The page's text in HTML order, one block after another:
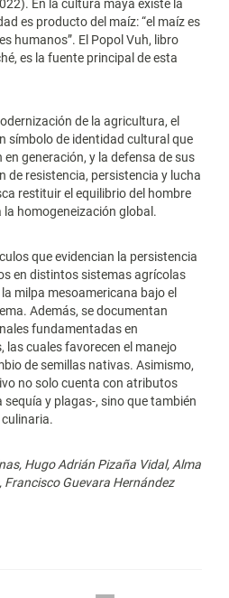
En la cultura maya existe la
es producto del maíz: “el maíz es
humanos”. El Popol Vuh, libro
es la fuente principal de esta
de la agricultura, el
símbolo de identidad cultural que
generación, y la defensa de sus
de resistencia, persistencia y lucha
restituir el equilibrio del hombre
homogeneización global.
que evidencian la persistencia
en distintos sistemas agrícolas
milpa mesoamericana bajo el
Además, se documentan
fundamentadas en
cuales favorecen el manejo
de semillas nativas. Asimismo,
no solo cuenta con atributos
y plagas-, sino que también
Hugo Adrián Pizaña Vidal, Alma
Francisco Guevara Hernández